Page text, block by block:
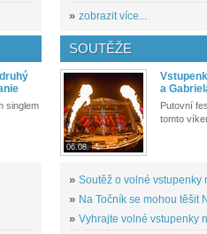
» zobrazit více...
singlem
SOUTĚŽE
06.08.
a
Putovní
tomto
» Soutěž o volné vstupenky
» Na Točník se mohou těšit
» Vyhrajte volné vstupenky